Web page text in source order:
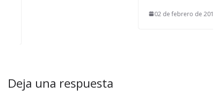
02 de febrero de 2016
Deja una respuesta